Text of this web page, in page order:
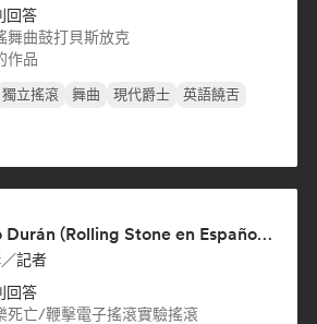
回答
舞曲鼓打貝斯放克
作品
獨立搖滾 舞曲 現代爵士
英語饒舌
Ricardo Durán (Rolling Stone en Español-Editor-in-chief)
記者
回答
死亡/鞭擊電子搖滾實驗搖滾